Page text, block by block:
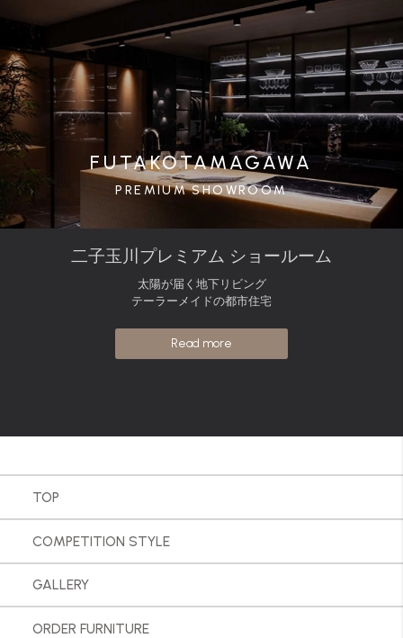
FUTAKOTAMAGAWA
PREMIUM SHOWROOM
二子玉川プレミアム ショールーム
太陽が届く地下リビング
テーラーメイドの都市住宅
Read more
TOP
COMPETITION STYLE
GALLERY
ORDER FURNITURE